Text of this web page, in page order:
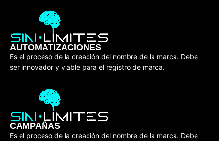
AUTOMATIZACIONES
Es el proceso de la creación del nombre de la marca. Debe
ser innovador y viable para el registro de marca.
CAMPAÑAS
Es el proceso de la creación del nombre de la marca. Debe